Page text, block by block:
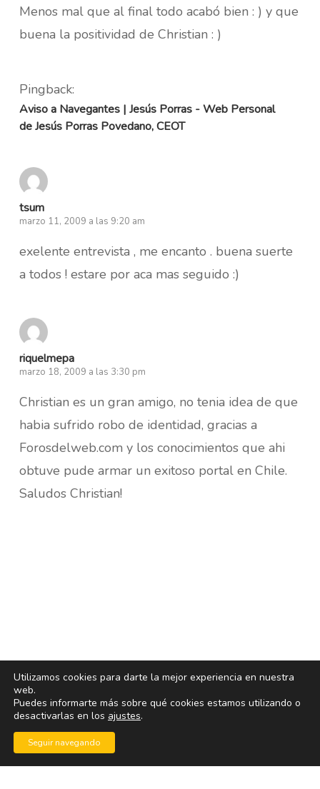
Menos mal que al final todo acabó bien : ) y que
buena la positividad de Christian : )
Pingback:
Aviso a Navegantes | Jesús Porras - Web Personal
de Jesús Porras Povedano, CEOT
tsum
marzo 11, 2009 a las 9:20 am
exelente entrevista , me encanto . buena suerte
a todos ! estare por aca mas seguido :)
riquelmepa
marzo 18, 2009 a las 3:30 pm
Christian es un gran amigo, no tenia idea de que
habia sufrido robo de identidad, gracias a
Forosdelweb.com y los conocimientos que ahi
obtuve pude armar un exitoso portal en Chile.
Saludos Christian!
Utilizamos cookies para darte la mejor experiencia en nuestra
web.
Puedes informarte más sobre qué cookies estamos utilizando o
desactivarlas en los ajustes.
Seguir navegando